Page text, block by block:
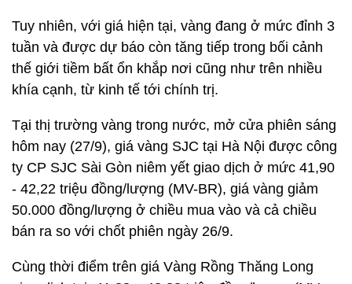
Tuy nhiên, với giá hiện tại, vàng đang ở mức đỉnh 3
tuần và được dự báo còn tăng tiếp trong bối cảnh
thế giới tiềm bất ổn khắp nơi cũng như trên nhiều
khía cạnh, từ kinh tế tới chính trị.
Tại thị trường vàng trong nước, mở cửa phiên sáng
hôm nay (27/9), giá vàng SJC tại Hà Nội được công
ty CP SJC Sài Gòn niêm yết giao dịch ở mức 41,90
- 42,22 triệu đồng/lượng (MV-BR), giá vàng giảm
50.000 đồng/lượng ở chiều mua vào và cả chiều
bán ra so với chốt phiên ngày 26/9.
Cùng thời điểm trên giá Vàng Rồng Thăng Long